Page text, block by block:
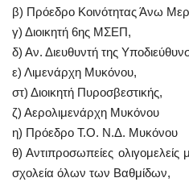
β) Πρόεδρο Κοινότητας Άνω
γ) Διοικητή 6ης ΜΣΕΠ,
δ) Αν. Διευθυντή της
ε) Λιμενάρχη Μυκόνου,
στ) Διοικητή Πυροσβεστικής,
ζ) Αερολιμενάρχη Μυκόνου
η) Πρόεδρο Τ.Ο. Ν.Δ. Μυκόνου
θ) Αντιπροσωπείες
σχολεία όλων των Βαθμίδων,